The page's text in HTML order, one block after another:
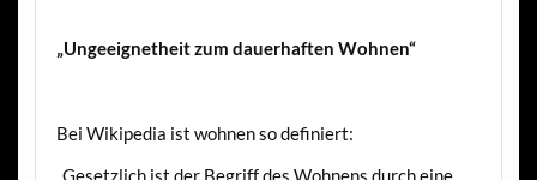
„Ungeeignetheit zum dauerhaften Wohnen“
Bei Wikipedia ist wohnen so definiert: